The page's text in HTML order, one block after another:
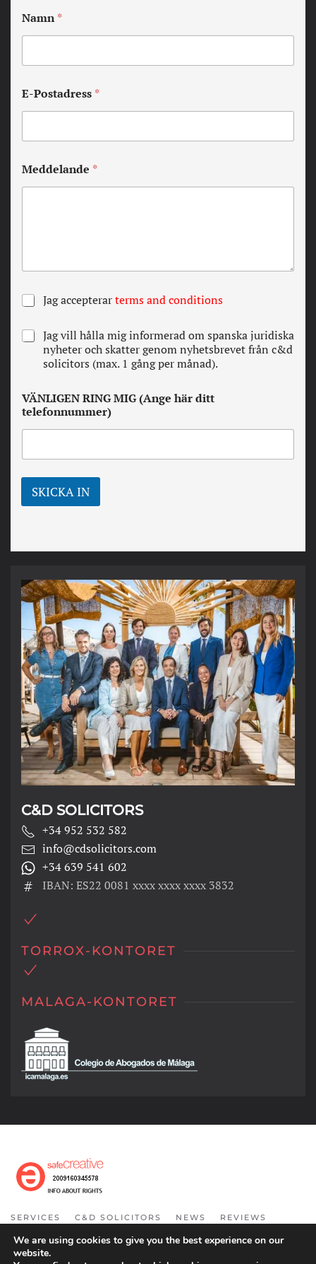
Namn*
E-Postadress *
Meddelande *
A
l
a
l
k
o
r
Jag accepterarterms and conditions
N
e
e
t
t
r
Jag vill hålla mig informerad om spanska juridiska
nyheter och skatter genom nyhetsbrevet från c&d
solicitors (max. 1 gång per månad).
VÄNLIGEN RING MIG (Ange här ditt
telefonnummer)
SKICKA IN
C&D SOLICITORS
+34 952 532 582
info@cdsolicitors.com
+34 639 541 602
IBAN: ES22 0081 xxxx xxxx xxxx 3832
TORROX-KONTORET
MALAGA-KONTORET
SERVICES C&D SOLICITORS NEWS
REVIEWS
INFORMATION
CONTACT COOKIE POLICY
We are using cookies to give you the best experience on our
website.